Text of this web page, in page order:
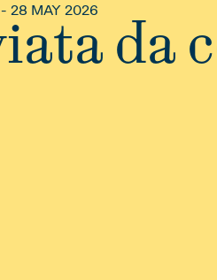
28 MAY 2026
da